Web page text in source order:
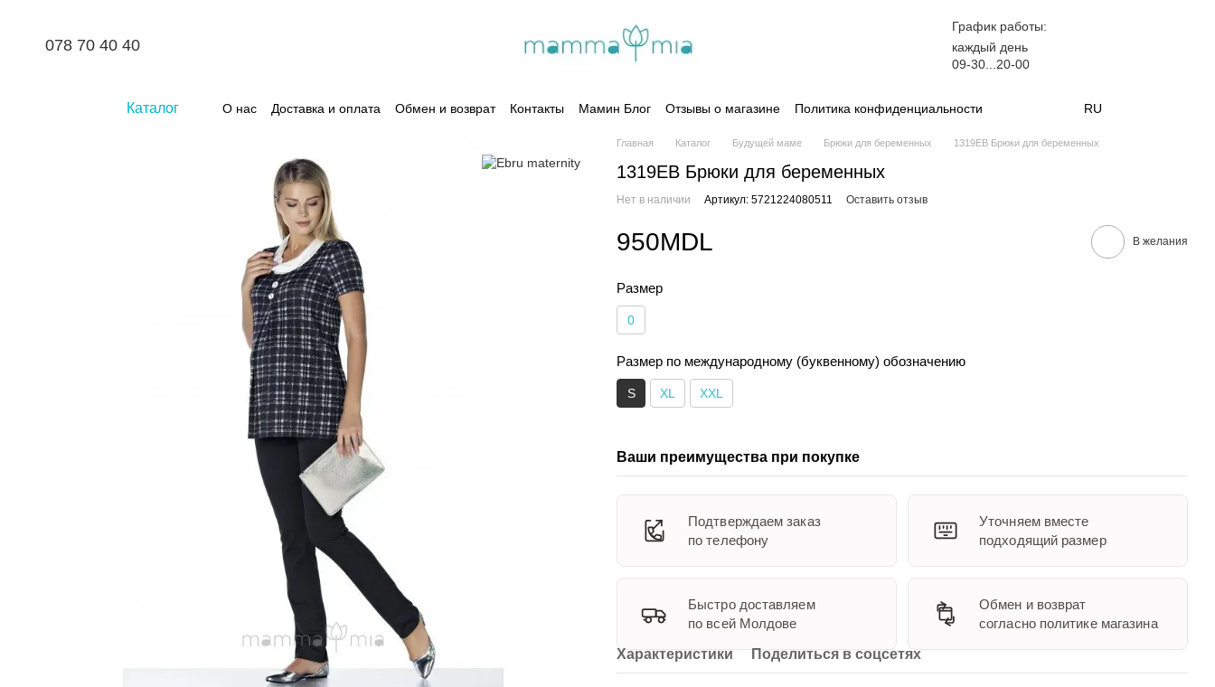
078 70 40 40
График работы:
каждый день
09-30...20-00
Каталог О нас Доставка и оплата Обмен и возврат Контакты Мамин Блог Отзывы о магазине Политика конфиденциальности RU
Главная Каталог Будущей маме Брюки для беременных 1319EB Брюки для беременных
1319EB Брюки для беременных
Нет в наличии Артикул: 5721224080511 Оставить отзыв
950MDL В желания
Размер
0
Размер по международному (буквенному) обозначению
S XL XXL
Ваши преимущества при покупке
Подтверждаем заказ
по телефону
Уточняем вместе
подходящий размер
Быстро доставляем
по всей Молдове
Обмен и возврат
согласно политике магазина
Характеристики
Поделиться в соцсетях